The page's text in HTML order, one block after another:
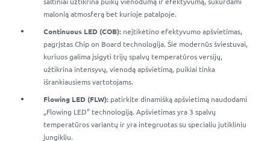
šaltiniai užtikrina puikų vienodumą ir efektyvumą, sukurdami
malonią atmosferą bet kurioje patalpoje.
Continuous LED (COB): neįtikėtino efektyvumo apšvietimas,
pagrįstas Chip on Board technologija. Šie modernūs šviestuvai,
kuriuos galima įsigyti trijų spalvų temperatūros versijų,
užtikrina intensyvų, vienodą apšvietimą, puikiai tinka
išrankiausiems vartotojams.
Flowing LED (FLW): patirkite dinamišką apšvietimą naudodami
„Flowing LED“ technologiją. Apšvietimas yra 3 spalvų
temperatūros variantų ir yra integruotas su specialiu jutikliniu
jungikliu.